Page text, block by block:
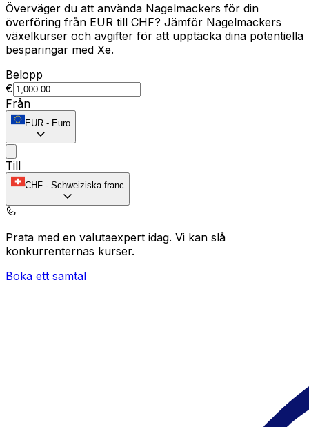
Överväger du att använda Nagelmackers för din
överföring från EUR till CHF? Jämför Nagelmackers
växelkurser och avgifter för att upptäcka dina potentiella
besparingar med Xe.
Belopp
€
Från
EUR - Euro
Till
CHF - Schweiziska franc
Prata med en valutaexpert idag. Vi kan slå
konkurrenternas kurser.
Boka ett samtal